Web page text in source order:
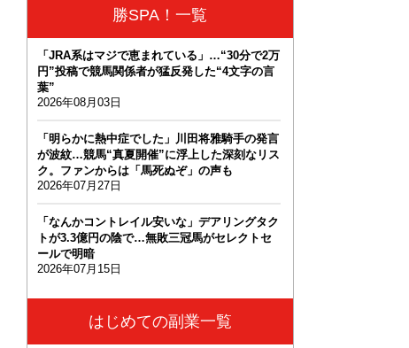
勝SPA！一覧
「JRA系はマジで恵まれている」…“30分で2万
円”投稿で競馬関係者が猛反発した“4文字の言
葉”
2026年08月03日
「明らかに熱中症でした」川田将雅騎手の発言
が波紋…競馬“真夏開催”に浮上した深刻なリス
ク。ファンからは「馬死ぬぞ」の声も
2026年07月27日
「なんかコントレイル安いな」デアリングタク
トが3.3億円の陰で…無敗三冠馬がセレクトセ
ールで明暗
2026年07月15日
はじめての副業一覧